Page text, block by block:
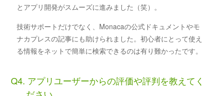
とアプリ開発がスムーズに進みました（笑）。
技術サポートだけでなく、Monacaの公式ドキュメントやモ
ナカプレスの記事にも助けられました。初心者にとって使え
る情報をネットで簡単に検索できるのは有り難かったです。
Q4. アプリユーザーからの評価や評判を教えてく
ださい。